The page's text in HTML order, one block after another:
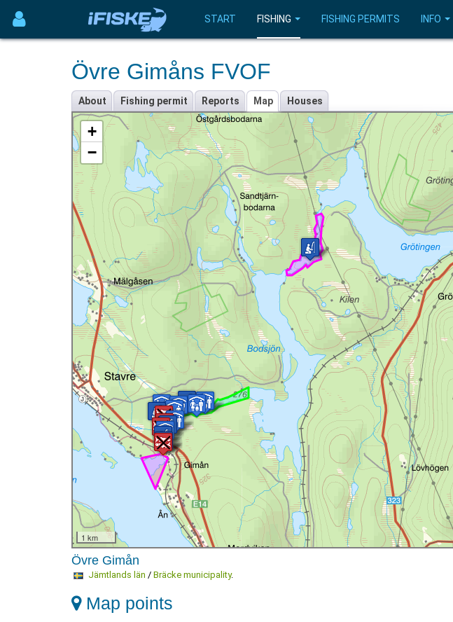
START FISHING FISHING PERMITS INFO
Övre Gimåns FVOF
About Fishing permit Reports Map Houses
+
−
1 km
Övre Gimån
Jämtlands län / Bräcke municipality.
Map points